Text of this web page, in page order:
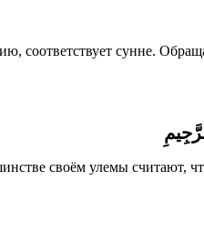
соответствует сунне.
своём улемы считают,